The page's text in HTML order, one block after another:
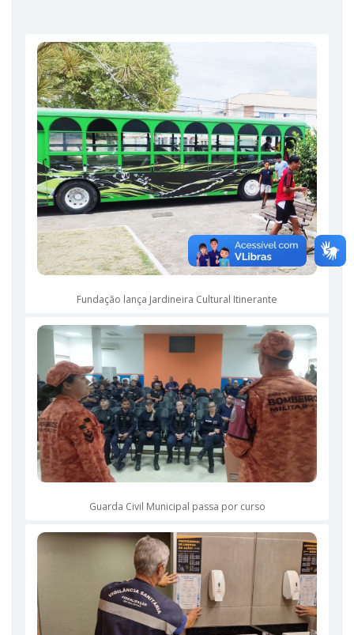
Fundação lança Jardineira Cultural Itinerante
Guarda Civil Municipal passa por curso